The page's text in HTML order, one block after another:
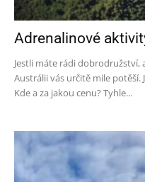
Adrenalinové
Jestli máte rádi
Austrálii vás určitě mile
Kde a za jakou cenu? Tyhle...